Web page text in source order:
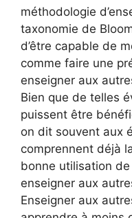
méthodologie
taxonomie de
d’être capable de
comme faire une
enseigner aux
Bien que de telles
puissent être
on dit souvent aux
comprennent déjà
bonne utilisation
enseigner aux
Enseigner aux